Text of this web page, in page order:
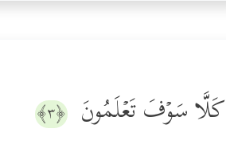
كَلَّا سَوۡفَ تَعۡلَمُونَ ﴿٣﴾